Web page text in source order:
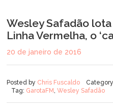
Wesley Safadão
Linha Vermelha, o
20 de janeiro de 2016
Posted by Chris Fuscaldo
Tag: GarotaFM, Wesley Safadão